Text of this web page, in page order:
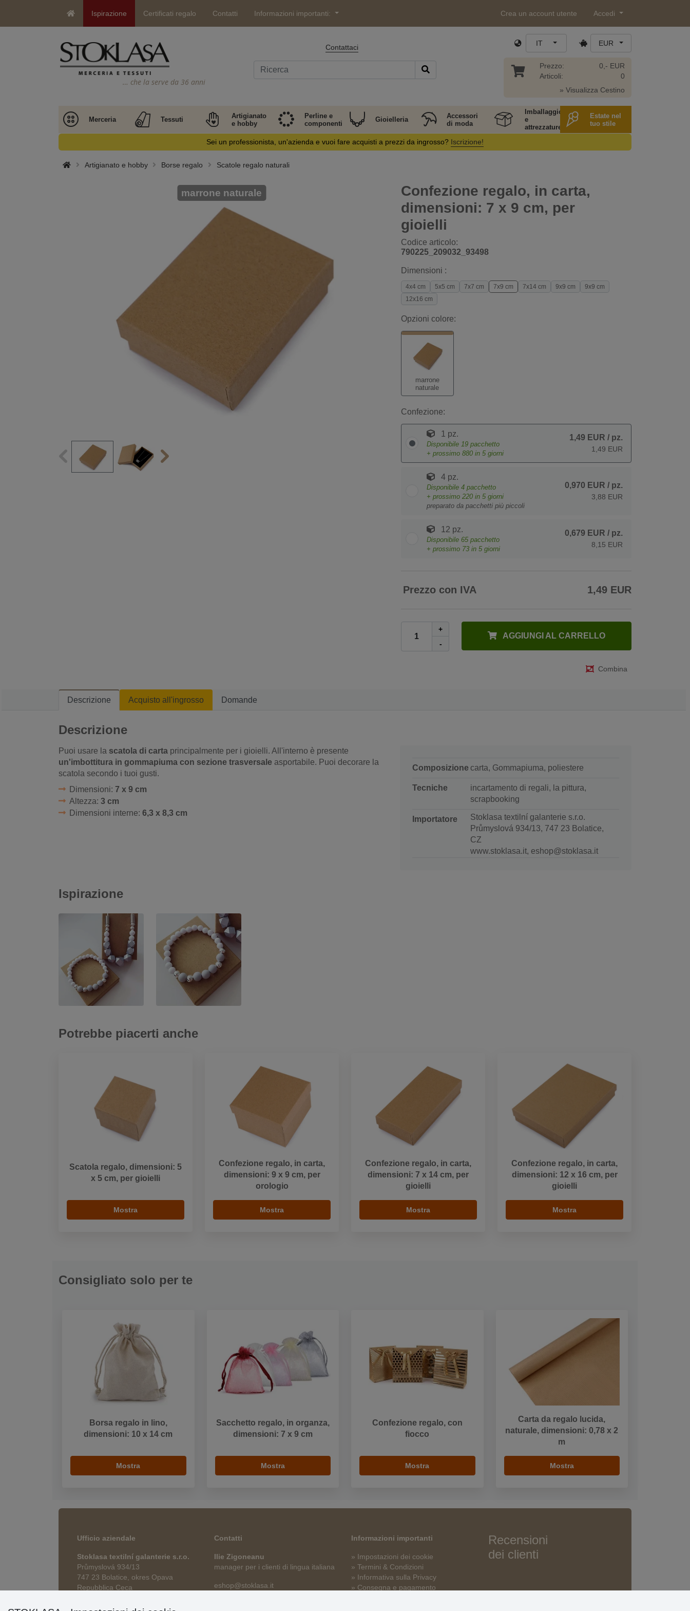
Ispirazione Certificati regalo Contatti Informazioni importanti: Crea un account utente Accedi
… che la serve da 36 anni
Contattaci IT EUR
Prezzo:
Articoli:
0,- EUR
0
» Visualizza Cestino
Merceria Tessuti
Artigianato
e hobby
Perline e
componenti
Gioielleria
Accessori
di moda
Imballaggio
e
attrezzature
Estate nel
tuo stile
Sei un professionista, un'azienda e vuoi fare acquisti a prezzi da ingrosso? Iscrizione!
Artigianato e hobby Borse regalo Scatole regalo naturali
Confezione regalo, in carta,
dimensioni: 7 x 9 cm, per
gioielli
Codice articolo:
790225_209032_93498
marrone naturale
Dimensioni :
4x4 cm 5x5 cm 7x7 cm 7x9 cm 7x14 cm 9x9 cm
9x9 cm
12x16 cm
Opzioni colore:
marrone
naturale
Confezione:
1 pz.
Disponibile 19 pacchetto
+ prossimo 880 in 5 giorni
1,49 EUR / pz.
1,49 EUR
4 pz.
Disponibile 4 pacchetto
+ prossimo 220 in 5 giorni
preparato da pacchetti più piccoli
0,970 EUR / pz.
3,88 EUR
12 pz.
Disponibile 65 pacchetto
+ prossimo 73 in 5 giorni
0,679 EUR / pz.
8,15 EUR
Prezzo con IVA 1,49 EUR
+
-
AGGIUNGI AL CARRELLO
Combina
Descrizione Acquisto all'ingrosso Domande
Descrizione
Puoi usare la scatola di carta principalmente per i gioielli. All'interno è presente
un'imbottitura in gommapiuma con sezione trasversale asportabile. Puoi decorare la
scatola secondo i tuoi gusti.
Dimensioni: 7 x 9 cm
Altezza: 3 cm
Dimensioni interne: 6,3 x 8,3 cm
Composizione carta, Gommapiuma, poliestere
Tecniche
incartamento di regali, la pittura,
scrapbooking
Importatore
Stoklasa textilní galanterie s.r.o.
Průmyslová 934/13, 747 23 Bolatice,
CZ
www.stoklasa.it, eshop@stoklasa.it
Ispirazione
Potrebbe piacerti anche
Scatola regalo, dimensioni: 5
x 5 cm, per gioielli
Mostra
Confezione regalo, in carta,
dimensioni: 9 x 9 cm, per
orologio
Mostra
Confezione regalo, in carta,
dimensioni: 7 x 14 cm, per
gioielli
Mostra
Confezione regalo, in carta,
dimensioni: 12 x 16 cm, per
gioielli
Mostra
Consigliato solo per te
Borsa regalo in lino,
dimensioni: 10 x 14 cm
Mostra
Sacchetto regalo, in organza,
dimensioni: 7 x 9 cm
Mostra
Confezione regalo, con
fiocco
Mostra
Carta da regalo lucida,
naturale, dimensioni: 0,78 x 2
m
Mostra
Ufficio aziendale
Stoklasa textilní galanterie s.r.o.
Průmyslová 934/13
747 23 Bolatice, okres Opava
Repubblica Ceca
Contatti
Ilie Zigoneanu
manager per i clienti di lingua italiana
eshop@stoklasa.it
Informazioni importanti
» Impostazioni dei cookie
» Termini & Condizioni
» Informativa sulla Privacy
» Consegna e pagamento
Recensioni
dei clienti